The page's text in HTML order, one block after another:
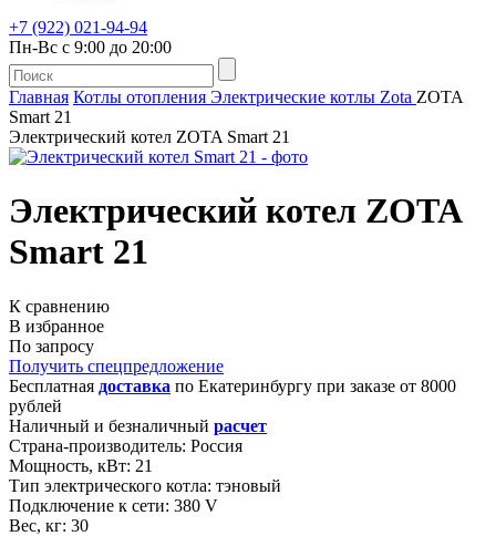
+7 (922) 021-94-94
Пн-Вс с 9:00 до 20:00
Главная Котлы отопления Электрические котлы Zota ZOTA
Smart 21
Электрический котел ZOTA Smart 21
Электрический котел ZOTA
Smart 21
К сравнению
В избранное
По запросу
Получить спецпредложение
Бесплатная доставка по Екатеринбургу при заказе от 8000
рублей
Наличный и безналичный расчет
Страна-производитель: Россия
Мощность, кВт: 21
Тип электрического котла: тэновый
Подключение к сети: 380 V
Вес, кг: 30